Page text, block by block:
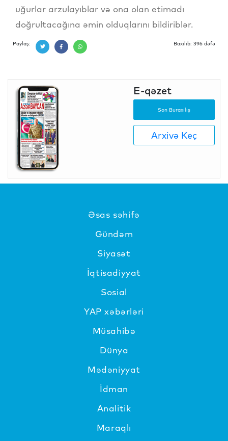
uğurlar arzulayıblar və ona olan etimadı
doğrultacağına əmin olduqlarını bildiriblər.
Paylaş: Baxılıb: 396 dəfə
E-qəzet
Son Buraxılış
Arxivə Keç
Əsas səhifə
Gündəm
Siyasət
İqtisadiyyat
Sosial
YAP xəbərləri
Müsahibə
Dünya
Mədəniyyat
İdman
Analitik
Maraqlı